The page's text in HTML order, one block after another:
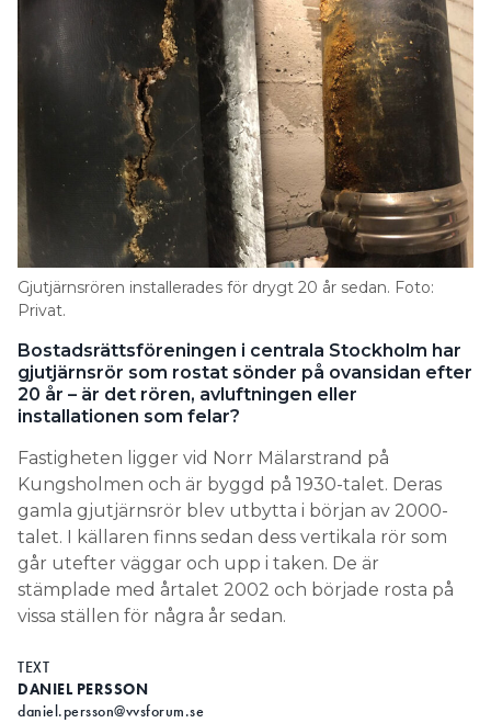
Gjutjärnsrören installerades för drygt 20 år sedan. Foto:
Privat.
Bostadsrättsföreningen i centrala Stockholm har
gjutjärnsrör som rostat sönder på ovansidan efter
20 år – är det rören, avluftningen eller
installationen som felar?
Fastigheten ligger vid Norr Mälarstrand på
Kungsholmen och är byggd på 1930-talet. Deras
gamla gjutjärnsrör blev utbytta i början av 2000-
talet. I källaren finns sedan dess vertikala rör som
går utefter väggar och upp i taken. De är
stämplade med årtalet 2002 och började rosta på
vissa ställen för några år sedan.
TEXT
DANIEL PERSSON
daniel.persson@vvsforum.se